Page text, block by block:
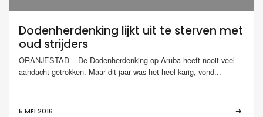
Dodenherdenking lijkt uit te sterven met
oud strijders
ORANJESTAD – De Dodenherdenking op Aruba heeft nooit veel
aandacht getrokken. Maar dit jaar was het heel karig, vond...
5 MEI 2016